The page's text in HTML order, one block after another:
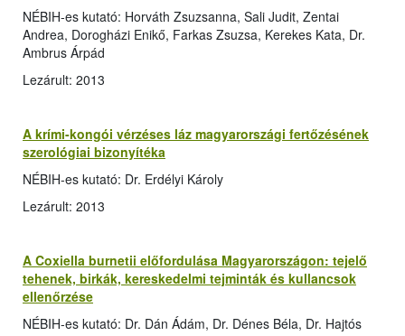
NÉBIH-es kutató: Horváth Zsuzsanna, Sali Judit, Zentai
Andrea, Dorogházi Enikő, Farkas Zsuzsa, Kerekes Kata, Dr.
Ambrus Árpád
Lezárult: 2013
A krími-kongói vérzéses láz magyarországi fertőzésének
szerológiai bizonyítéka
NÉBIH-es kutató: Dr. Erdélyi Károly
Lezárult: 2013
A Coxiella burnetii előfordulása Magyarországon: tejelő
tehenek, birkák, kereskedelmi tejminták és kullancsok
ellenőrzése
NÉBIH-es kutató: Dr. Dán Ádám, Dr. Dénes Béla, Dr. Hajtós